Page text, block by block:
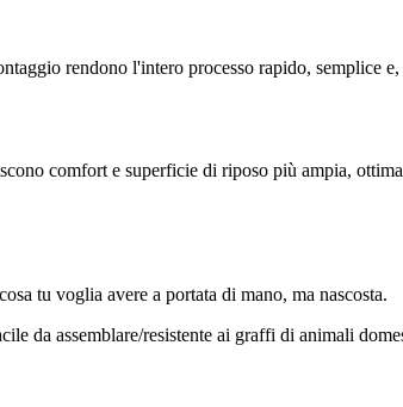
rendono l'intero processo rapido, semplice
comfort e superficie di riposo più ampia,
tu voglia avere a portata di mano, ma nascosta.
da assemblare/resistente ai graffi di animali